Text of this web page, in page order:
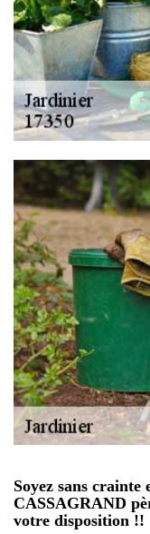
Soyez sans
CASSAGRAND
votre disposition !!